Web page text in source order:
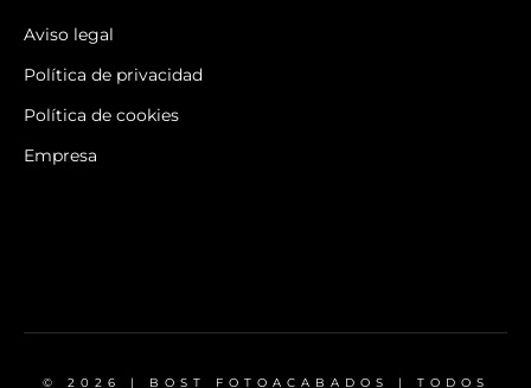
Aviso legal
Política de privacidad
Política de cookies
Empresa
© 2026 | BOST FOTOACABADOS | TODOS